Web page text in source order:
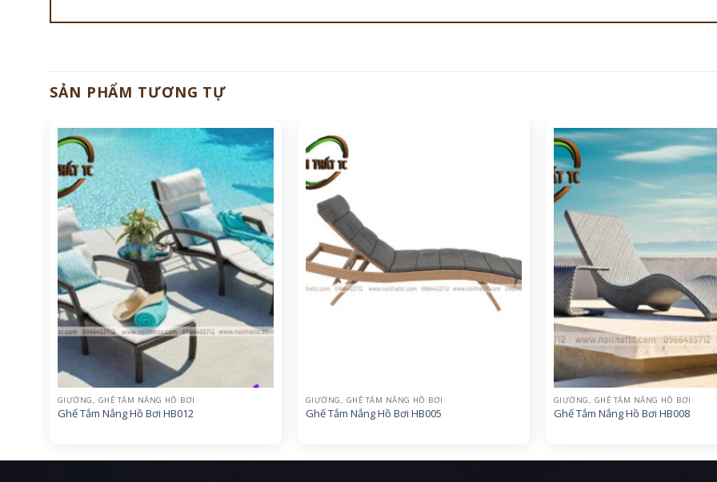
SẢN PHẨM TƯƠNG TỰ
GIƯỜNG, GHẾ TẮM NẮNG HỒ BƠI
Ghế Tắm Nắng Hồ Bơi HB012
GIƯỜNG, GHẾ TẮM NẮNG HỒ BƠI
Ghế Tắm Nắng Hồ Bơi HB005
GIƯỜNG, GHẾ TẮM NẮNG HỒ BƠI
Ghế Tắm Nắng Hồ Bơi HB008